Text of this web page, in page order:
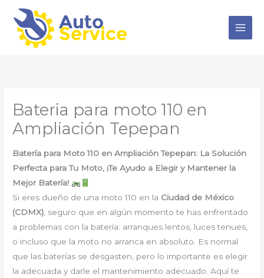
contenido
Bateria para moto 110 en
Ampliación Tepepan
Batería para Moto 110 en Ampliación Tepepan: La Solución
Perfecta para Tu Moto, ¡Te Ayudo a Elegir y Mantener la
Mejor Batería!
Si eres dueño de una moto 110 en la Ciudad de México
(CDMX), seguro que en algún momento te has enfrentado
a problemas con la batería: arranques lentos, luces tenues,
o incluso que la moto no arranca en absoluto. Es normal
que las baterías se desgasten, pero lo importante es elegir
la adecuada y darle el mantenimiento adecuado. Aquí te